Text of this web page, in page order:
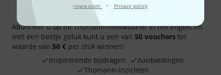
Impressum · Privacy policy
Thomann nieuwsbrief
Abonneer u op de Thomann-nieuwsbrief in het Engels en
met een beetje geluk kunt u een van 50 vouchers ter
waarde van 50 € per stuk winnen!
Inspirerende bijdragen
Aanbiedingen
Thomann-inzichten